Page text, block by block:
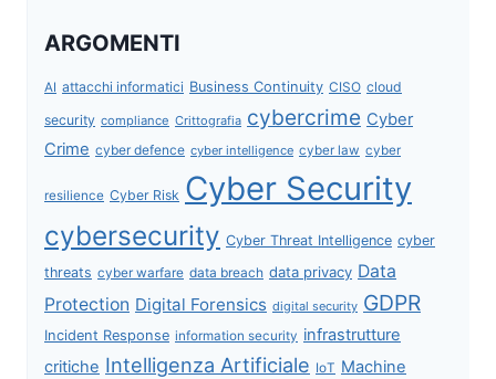
ARGOMENTI
AI attacchi informatici Business Continuity CISO cloud
security compliance Crittografia cybercrime Cyber
Crime cyber defence cyber intelligence cyber law cyber
resilience Cyber Risk Cyber Security
cybersecurity Cyber Threat Intelligence cyber
threats cyber warfare data breach data privacy Data
Protection Digital Forensics digital security GDPR
Incident Response information security infrastrutture
critiche Intelligenza Artificiale IoT Machine